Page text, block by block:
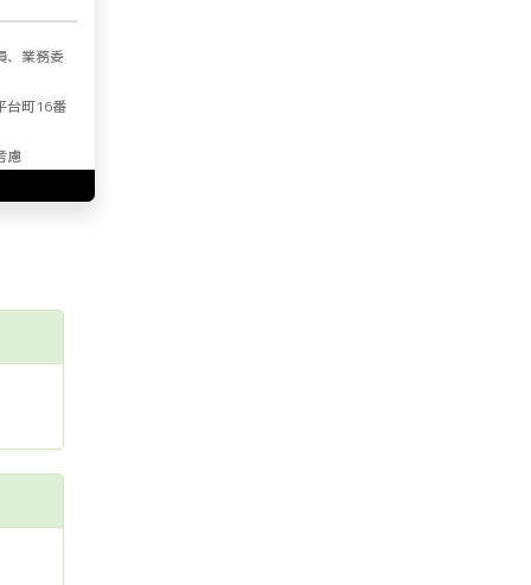
、業務委
台町16番
慮